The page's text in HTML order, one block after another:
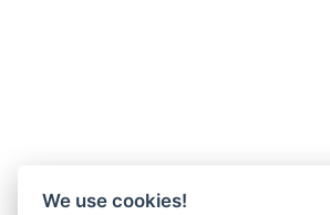
We use cookies!